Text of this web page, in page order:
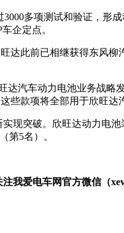
多项测试和验证，形
企定点。
达此前已相继获得东风
达汽车动力电池业务战
些款项将全部用于欣旺达
现突破。欣旺达动力电
第5名）。
我爱电车网官方微信（